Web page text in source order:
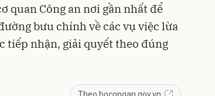
quan Công an nơi gần nhất để
bưu chính về các vụ việc lừa
tiếp nhận, giải quyết theo đúng